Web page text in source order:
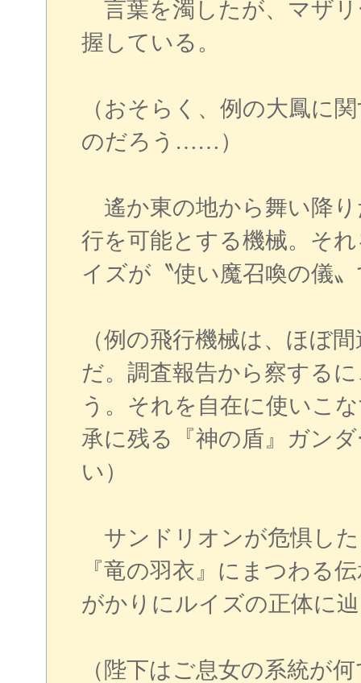
言葉を濁したが、マザリ
握している。
（おそらく、例の大鳳に
のだろう……）
遙か東の地から舞い降
行を可能とする機械。そ
イズが〝使い魔召喚の儀
（例の飛行機械は、ほぼ
だ。調査報告から察する
う。それを自在に使いこ
承に残る『神の盾』ガン
い）
サンドリオンが危惧し
『竜の羽衣』にまつわる
がかりにルイズの正体に
（陛下はご息女の系統が